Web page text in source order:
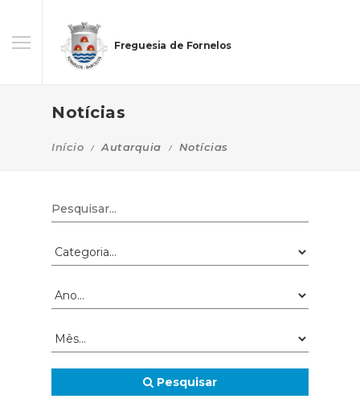
Freguesia de Fornelos
Notícias
Início Autarquia Notícias
Pesquisar